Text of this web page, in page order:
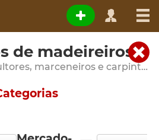
de madeireiros
Mercado para silvicultores, marceneiros e carpinteiros